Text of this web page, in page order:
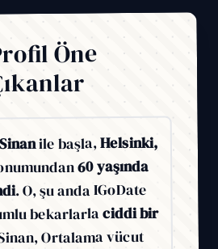
Öne
Sinanile başla,Helsinki,
60 yaşında
. O, şu anda IGoDate
bekarlarlaciddi bir
Ortalama vücut